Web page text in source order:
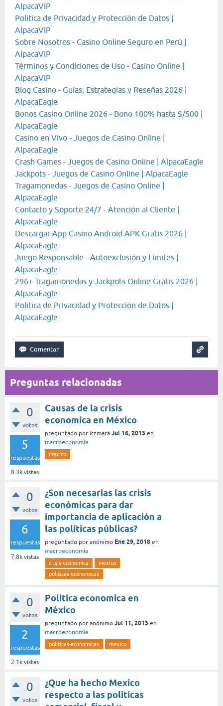
AlpacaVIP
Política de Privacidad y Protección de Datos |
AlpacaVIP
Sobre Nosotros - Casino Online Seguro en Perú |
AlpacaVIP
Términos y Condiciones de Uso - Casino Online |
AlpacaVIP
Blog Casino - Guías, Estrategias y Reseñas 2026 |
AlpacaEagle
Bonos Casino Online 2026 - Bono 100% hasta S/500 |
AlpacaEagle
Casino en Vivo - Juegos de Casino Online |
AlpacaEagle
Crash Games - Juegos de Casino Online | AlpacaEagle
Jackpots - Juegos de Casino Online | AlpacaEagle
Tragamonedas - Juegos de Casino Online |
AlpacaEagle
Contacto y Soporte 24/7 - Atención al Cliente |
AlpacaEagle
Descargar App Casino Android APK Gratis 2026 |
AlpacaEagle
Juego Responsable - Autoexclusión y Límites |
AlpacaEagle
296+ Tragamonedas y Jackpots Online Gratis 2026 |
AlpacaEagle
Política de Privacidad y Protección de Datos |
AlpacaEagle
Preguntas relacionadas
0
votos
5
respuestas
8.3k vistas
Causas de la crisis
economica en México
preguntado por itzmara Jul 16, 2013 en
macroeconomía
mexico
0
votos
6
respuestas
7.8k vistas
¿Son necesarias las crisis
económicas para dar
importancia de aplicación a
las políticas públicas?
preguntado por anónimo Ene 29, 2018 en
macroeconomía
crisis-economica
mexico
politicas-economicas
0
votos
2
respuestas
2.1k vistas
Politica economica en
México
preguntado por anónimo Jul 11, 2013 en
macroeconomía
politicas-economicas mexico
0
votos
¿Que ha hecho Mexico
respecto a las politicas